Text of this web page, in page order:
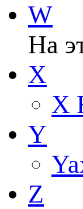
W
На
X
X
Y
Z